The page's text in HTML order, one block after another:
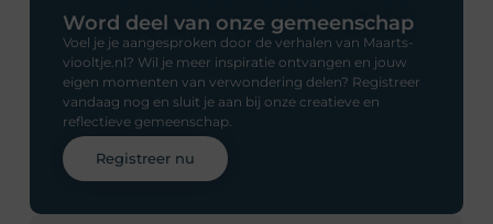
Word deel van onze gemeenschap
Voel je je aangesproken door de verhalen van Maarts-
viooltje.nl? Wil je meer inspiratie ontvangen en jouw
eigen momenten van verwondering delen? Registreer
vandaag nog en sluit je aan bij onze creatieve en
reflectieve gemeenschap.
Registreer nu